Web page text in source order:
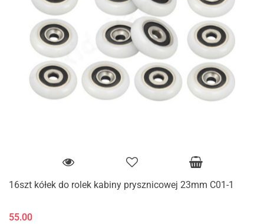
16szt kółek do rolek kabiny prysznicowej 23mm C01-1
55.00